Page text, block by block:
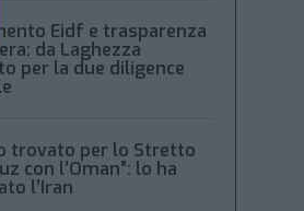
Eidf e trasparenza
da Laghezza
per la due diligence
trovato per lo Stretto
con l’Oman”: lo ha
l’Iran